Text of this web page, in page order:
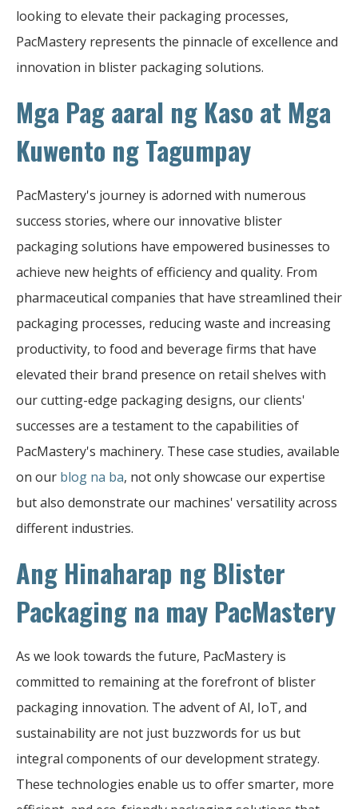
looking to elevate their packaging processes,
PacMastery represents the pinnacle of excellence and
innovation in blister packaging solutions.
Mga Pag aaral ng Kaso at Mga
Kuwento ng Tagumpay
PacMastery's journey is adorned with numerous
success stories, where our innovative blister
packaging solutions have empowered businesses to
achieve new heights of efficiency and quality. From
pharmaceutical companies that have streamlined their
packaging processes, reducing waste and increasing
productivity, to food and beverage firms that have
elevated their brand presence on retail shelves with
our cutting-edge packaging designs, our clients'
successes are a testament to the capabilities of
PacMastery's machinery. These case studies, available
on our blog na ba, not only showcase our expertise
but also demonstrate our machines' versatility across
different industries.
Ang Hinaharap ng Blister
Packaging na may PacMastery
As we look towards the future, PacMastery is
committed to remaining at the forefront of blister
packaging innovation. The advent of AI, IoT, and
sustainability are not just buzzwords for us but
integral components of our development strategy.
These technologies enable us to offer smarter, more